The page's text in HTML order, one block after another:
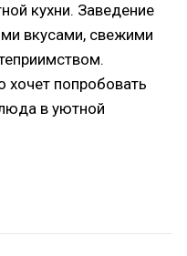
кухни. Заведение
вкусами, свежими
хочет попробовать
в уютной